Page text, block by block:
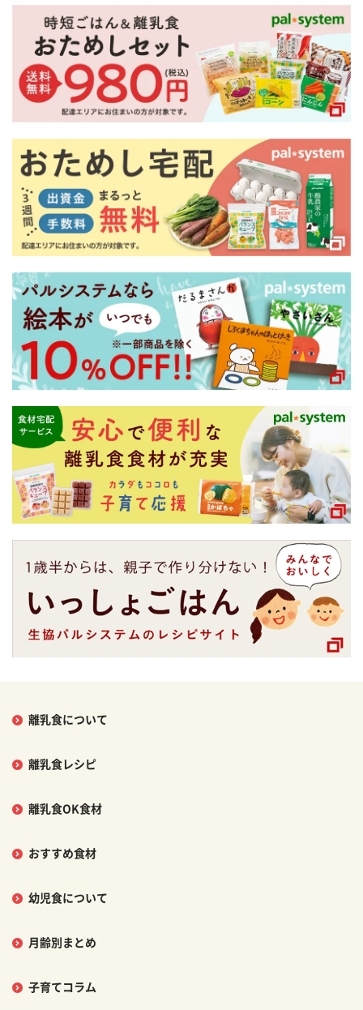
離乳食について
離乳食レシピ
離乳食OK食材
おすすめ食材
幼児食について
月齢別まとめ
子育てコラム